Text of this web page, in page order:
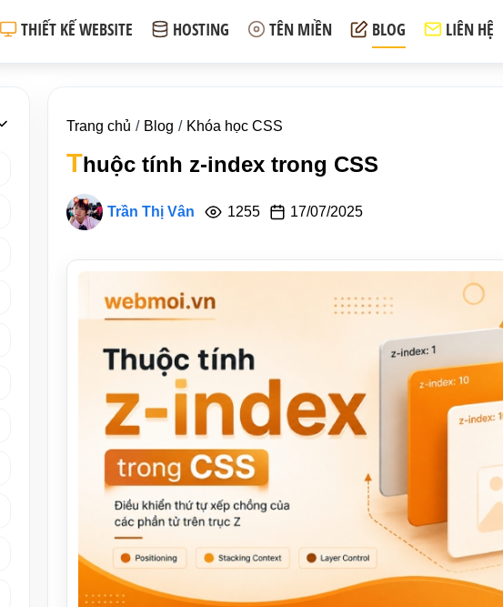
THIẾT KẾ WEBSITE HOSTING TÊN MIỀN BLOG LIÊN HỆ
Trang chủ Blog Khóa học CSS
Thuộc tính z-index trong CSS
Trần Thị Vân 1255 17/07/2025